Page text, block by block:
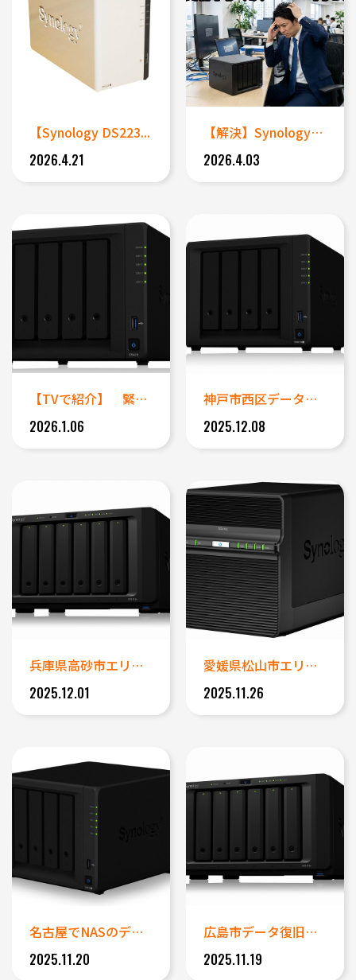
【Synology DS223...
2026.4.21
【解決】SynologyのNA...
2026.4.03
【TVで紹介】 緊急出張対応 ...
2026.1.06
神戸市西区データ復旧事例｜Sy...
2025.12.08
兵庫県高砂市エリアデータ復旧事...
2025.12.01
愛媛県松山市エリアデータ復旧事...
2025.11.26
名古屋でNASのデータ復旧 ハ...
2025.11.20
広島市データ復旧事例｜Syno...
2025.11.19